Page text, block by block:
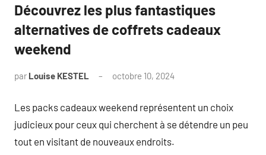
Découvrez les plus fantastiques
alternatives de coffrets cadeaux
weekend
par Louise KESTEL octobre 10, 2024
Les packs cadeaux weekend représentent un choix
judicieux pour ceux qui cherchent à se détendre un peu
tout en visitant de nouveaux endroits.